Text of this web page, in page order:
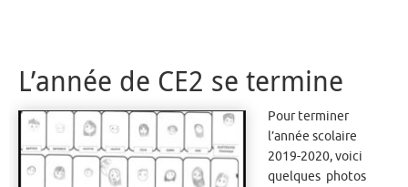
L’année de CE2 se termine
Pour terminer
l’année scolaire
2019-2020, voici
quelques photos